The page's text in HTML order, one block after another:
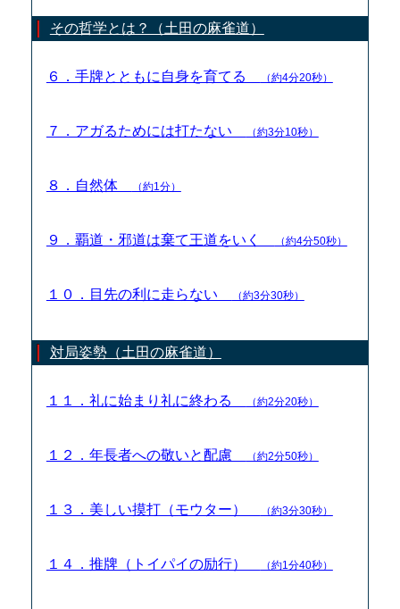
その哲学とは？（土田の麻雀道）
６．手牌とともに自身を育てる （約4分20秒）
７．アガるためには打たない （約3分10秒）
８．自然体 （約1分）
９．覇道・邪道は棄て王道をいく （約4分50秒）
１０．目先の利に走らない （約3分30秒）
対局姿勢（土田の麻雀道）
１１．礼に始まり礼に終わる （約2分20秒）
１２．年長者への敬いと配慮 （約2分50秒）
１３．美しい摸打（モウター） （約3分30秒）
１４．推牌（トイパイの励行） （約1分40秒）